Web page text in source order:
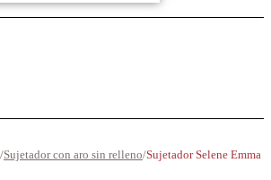
/Sujetador con aro sin relleno/Sujetador Selene Emma